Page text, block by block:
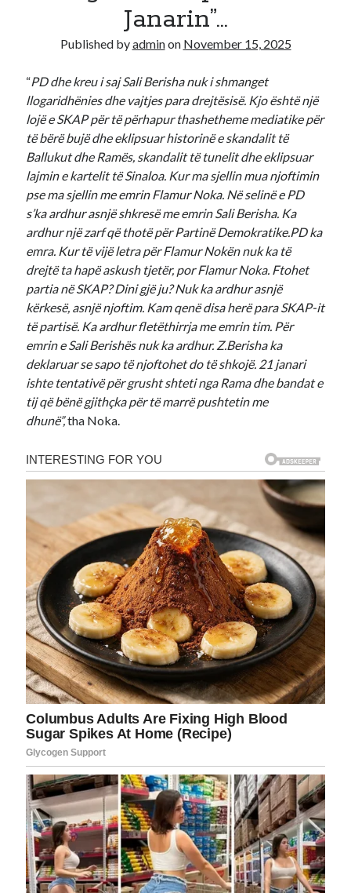
Recent CommentsJanarin”…
Published byadminon November 15, 2025
“PD dhe kreu i saj Sali Berisha nuk i shmanget
llogaridhënies dhe vajtjes para drejtësisë. Kjo është një
lojë e SKAP për të përhapur thashetheme mediatike për
të bërë bujë dhe eklipsuar historinë e skandalit të
Ballukut dhe Ramës, skandalit të tunelit dhe eklipsuar
lajmin e kartelit të Sinaloa. Kur ma sjellin mua njoftimin
pse ma sjellin me emrin Flamur Noka. Në selinë e PD
s’ka ardhur asnjë shkresë me emrin Sali Berisha. Ka
ardhur një zarf që thotë për Partinë Demokratike.PD ka
emra. Kur të vijë letra për Flamur Nokën nuk ka të
drejtë ta hapë askush tjetër, por Flamur Noka. Ftohet
partia në SKAP? Dini gjë ju? Nuk ka ardhur asnjë
kërkesë, asnjë njoftim. Kam qenë disa herë para SKAP-it
të partisë. Ka ardhur fletëthirrja me emrin tim. Për
emrin e Sali Berishës nuk ka ardhur. Z.Berisha ka
deklaruar se sapo të njoftohet do të shkojë. 21 janari
ishte tentativë për grusht shteti nga Rama dhe bandat e
tij që bënë gjithçka për të marrë pushtetin me
dhunë”,tha Noka.